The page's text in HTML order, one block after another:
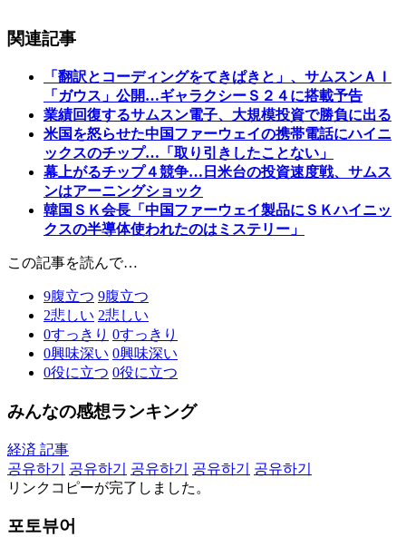
関連記事
「翻訳とコーディングをてきぱきと」、サムスンＡＩ
「ガウス」公開…ギャラクシーＳ２４に搭載予告
業績回復するサムスン電子、大規模投資で勝負に出る
米国を怒らせた中国ファーウェイの携帯電話にハイニ
ックスのチップ…「取り引きしたことない」
幕上がるチップ４競争…日米台の投資速度戦、サムス
ンはアーニングショック
韓国ＳＫ会長「中国ファーウェイ製品にＳＫハイニッ
クスの半導体使われたのはミステリー」
この記事を読んで…
9腹立つ 9腹立つ
2悲しい 2悲しい
0すっきり 0すっきり
0興味深い 0興味深い
0役に立つ 0役に立つ
みんなの感想ランキング
経済 記事
공유하기
공유하기 공유하기 공유하기
공유하기
リンクコピーが完了しました。
포토뷰어